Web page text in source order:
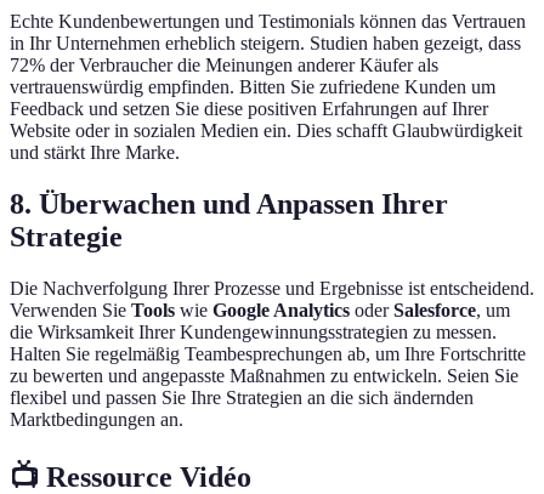
Echte Kundenbewertungen und Testimonials können das Vertrauen
in Ihr Unternehmen erheblich steigern. Studien haben gezeigt, dass
72% der Verbraucher die Meinungen anderer Käufer als
vertrauenswürdig empfinden. Bitten Sie zufriedene Kunden um
Feedback und setzen Sie diese positiven Erfahrungen auf Ihrer
Website oder in sozialen Medien ein. Dies schafft Glaubwürdigkeit
und stärkt Ihre Marke.
8. Überwachen und Anpassen Ihrer
Strategie
Die Nachverfolgung Ihrer Prozesse und Ergebnisse ist entscheidend.
Verwenden Sie Tools wie Google Analytics oderSalesforce, um
die Wirksamkeit Ihrer Kundengewinnungsstrategien zu messen.
Halten Sie regelmäßig Teambesprechungen ab, um Ihre Fortschritte
zu bewerten und angepasste Maßnahmen zu entwickeln. Seien Sie
flexibel und passen Sie Ihre Strategien an die sich ändernden
Marktbedingungen an.
📺 Ressource Vidéo